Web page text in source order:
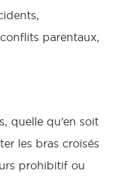
parentaux,
quelle qu’en soit
les bras croisés
prohibitif ou